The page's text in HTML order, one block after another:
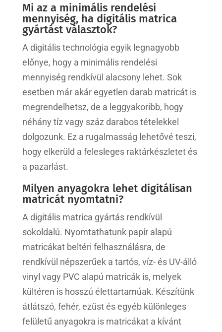
Mi az a minimális rendelési
mennyiség, ha digitális matrica
gyártást választok?
A digitális technológia egyik legnagyobb
előnye, hogy a minimális rendelési
mennyiség rendkívül alacsony lehet. Sok
esetben már akár egyetlen darab matricát is
megrendelhetsz, de a leggyakoribb, hogy
néhány tíz vagy száz darabos tételekkel
dolgozunk. Ez a rugalmasság lehetővé teszi,
hogy elkerüld a felesleges raktárkészletet és
a pazarlást.
Milyen anyagokra lehet digitálisan
matricát nyomtatni?
A digitális matrica gyártás rendkívül
sokoldalú. Nyomtathatunk papír alapú
matricákat beltéri felhasználásra, de
rendkívül népszerűek a tartós, víz- és UV-álló
vinyl vagy PVC alapú matricák is, melyek
kültéren is hosszú élettartamúak. Készítünk
átlátszó, fehér, ezüst és egyéb különleges
felületű anyagokra is matricákat a kívánt